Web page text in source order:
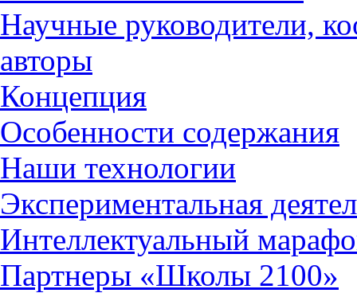
Научные руководители,
авторы
Концепция
Особенности содержания
Наши технологии
Экспериментальная
Интеллектуальный
Партнеры «Школы 2100»